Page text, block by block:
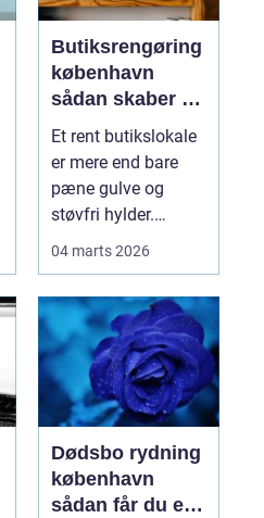
Butiksrengøring
københavn
sådan skaber du
en butik,
kunderne har
lyst til at komme
tilbage til
Et rent butikslokale
er mere end bare
pæne gulve og
støvfri hylder.
04 marts 2026
Dødsbo rydning
københavn
sådan får du et